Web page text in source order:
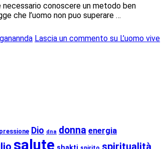
conoscere un metodo ben
che l’uomo non puo superare …
Lascia un commento su L’uomo vive
Dio dna donna energia
salute spiritualità